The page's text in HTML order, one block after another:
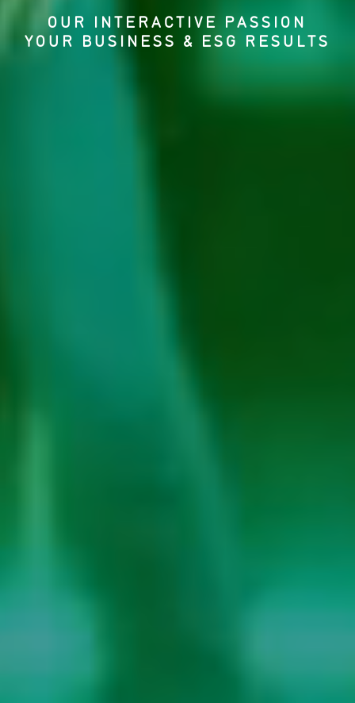
OUR INTERACTIVE PASSION
YOUR BUSINESS & ESG RESULTS